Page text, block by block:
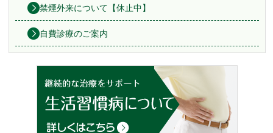
禁煙外来について【休止中】
自費診療のご案内